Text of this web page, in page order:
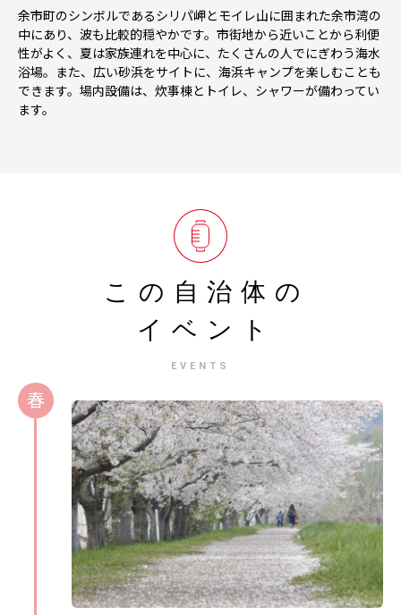
余市町のシンボルであるシリパ岬とモイレ山に囲まれた余市湾の
中にあり、波も比較的穏やかです。市街地から近いことから利便
性がよく、夏は家族連れを中心に、たくさんの人でにぎわう海水
浴場。また、広い砂浜をサイトに、海浜キャンプを楽しむことも
できます。場内設備は、炊事棟とトイレ、シャワーが備わってい
ます。
この自治体の
イベント
EVENTS
春